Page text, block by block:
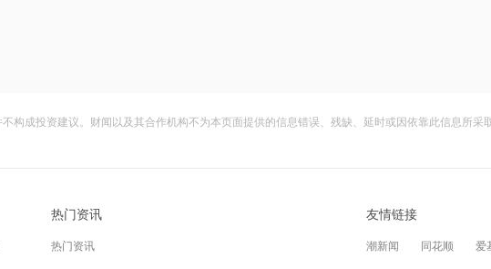
11:25
塞力医疗
大涨
10
构成投资建议。财闻以及其合作机构不为本页面提供的信息错误、残缺、延时或因依靠此信息所采
热门资讯
热门资讯
友情链接
潮新闻 同花顺 爱